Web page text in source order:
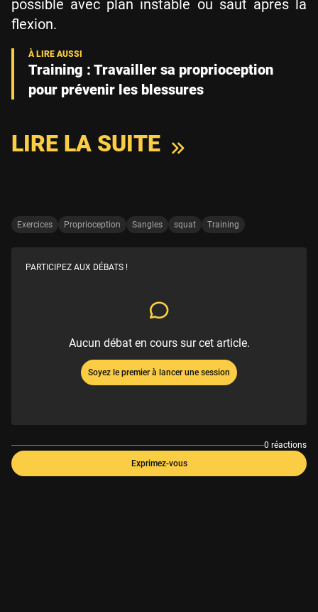
possible avec plan instable ou saut après la
flexion.
Training : Travailler sa proprioception
pour prévenir les blessures
LIRE LA SUITE
Exercices Proprioception Sangles squat Training
PARTICIPEZ AUX DÉBATS !
Aucun débat en cours sur cet article.
Soyez le premier à lancer une session
0 réactions
Exprimez-vous